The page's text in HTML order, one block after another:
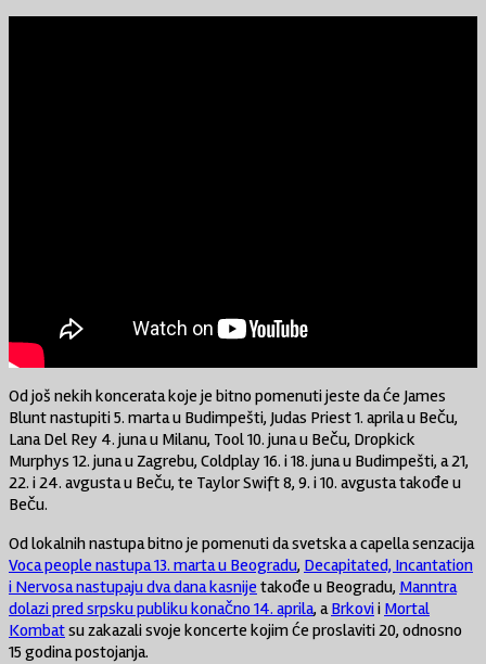
Od još nekih koncerata koje je bitno pomenuti jeste da će James
Blunt nastupiti 5. marta u Budimpešti, Judas Priest 1. aprila u Beču,
Lana Del Rey 4. juna u Milanu, Tool 10. juna u Beču, Dropkick
Murphys 12. juna u Zagrebu, Coldplay 16. i 18. juna u Budimpešti, a 21,
22. i 24. avgusta u Beču, te Taylor Swift 8, 9. i 10. avgusta takođe u
Beču.
Od lokalnih nastupa bitno je pomenuti da svetska a capella senzacija
Voca people nastupa 13. marta u Beogradu, Decapitated, Incantation
i Nervosa nastupaju dva dana kasnije takođe u Beogradu, Manntra
dolazi pred srpsku publiku konačno 14. aprila, aBrkovii Mortal
Kombatsu zakazali svoje koncerte kojim će proslaviti 20, odnosno
15 godina postojanja.